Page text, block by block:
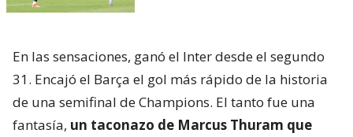
En las sensaciones, ganó el Inter desde el segundo
31. Encajó el Barça el gol más rápido de la historia
de una semifinal de Champions. El tanto fue una
fantasía, un taconazo de Marcus Thuram que